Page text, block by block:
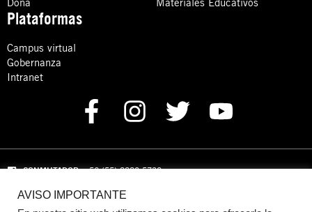
Plataformas
Campus virtual
Gobernanza
Intranet
CONMUTADOR: +52 (55) 8880 5730
Domicilio: Calle Hércules 13,
AVISO IMPORTANTE